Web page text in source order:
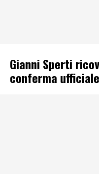
Gianni Sperti
conferma ufficiale